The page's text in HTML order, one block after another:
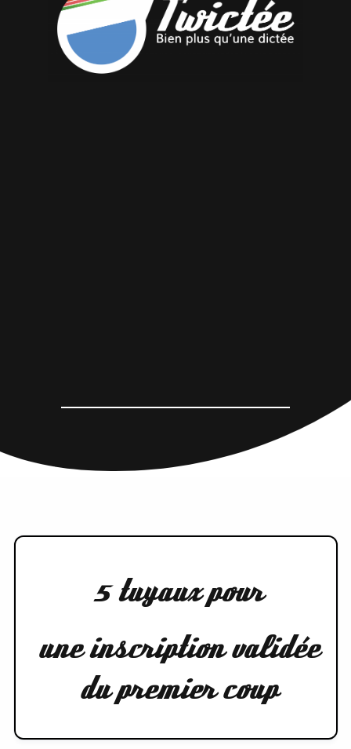
5 tuyaux pour
une inscription validée
du premier coup